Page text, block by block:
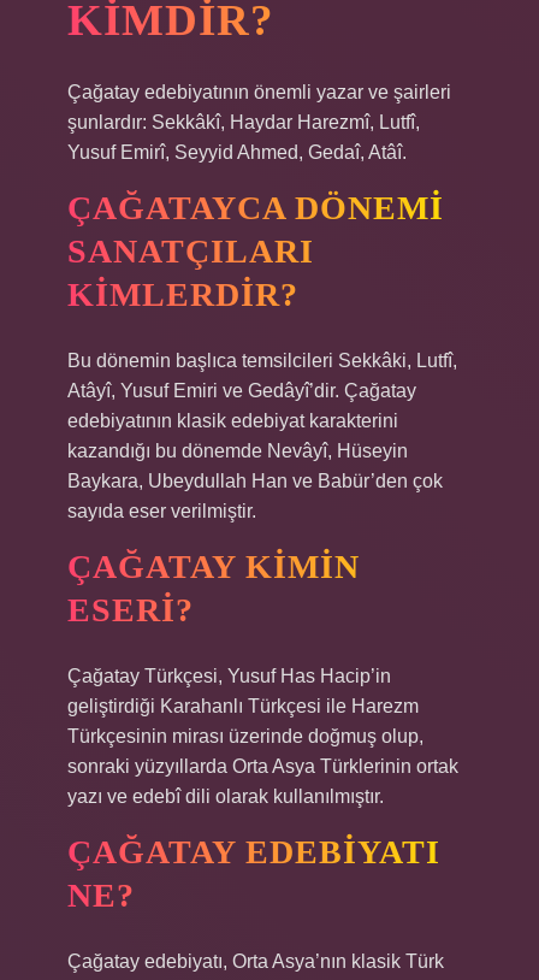
KIMDIR?
Çağatay edebiyatının önemli yazar ve şairleri
şunlardır: Sekkâkî, Haydar Harezmî, Lutfî,
Yusuf Emirî, Seyyid Ahmed, Gedaî, Atâî.
ÇAĞATAYCA DÖNEMI
SANATÇILARI
KIMLERDIR?
Bu dönemin başlıca temsilcileri Sekkâki, Lutfî,
Atâyî, Yusuf Emiri ve Gedâyî’dir. Çağatay
edebiyatının klasik edebiyat karakterini
kazandığı bu dönemde Nevâyî, Hüseyin
Baykara, Ubeydullah Han ve Babür’den çok
sayıda eser verilmiştir.
ÇAĞATAY KIMIN
ESERI?
Çağatay Türkçesi, Yusuf Has Hacip’in
geliştirdiği Karahanlı Türkçesi ile Harezm
Türkçesinin mirası üzerinde doğmuş olup,
sonraki yüzyıllarda Orta Asya Türklerinin ortak
yazı ve edebî dili olarak kullanılmıştır.
ÇAĞATAY EDEBIYATI
NE?
Çağatay edebiyatı, Orta Asya’nın klasik Türk